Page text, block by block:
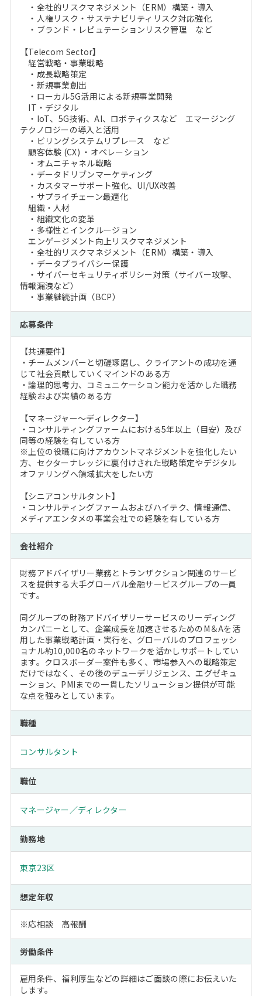
・全社的リスクマネジメント（ERM）構築・導入
・人権リスク・サステナビリティリスク対応強化
・ブランド・レピュテーションリスク管理 など
【Telecom Sector】
経営戦略・事業戦略
・成長戦略策定
・新規事業創出
・ローカル5G活用による新規事業開発
IT・デジタル
・IoT、5G技術、AI、ロボティクスなど エマージング
テクノロジーの導入と活用
・ビリングシステムリプレース など
顧客体験 (CX) ・オペレーション
・オムニチャネル戦略
・データドリブンマーケティング
・カスタマーサポート強化、UI/UX改善
・サプライチェーン最適化
組織・人材
・組織文化の変革
・多様性とインクルージョン
エンゲージメント向上リスクマネジメント
・全社的リスクマネジメント（ERM）構築・導入
・データプライバシー保護
・サイバーセキュリティポリシー対策（サイバー攻撃、
情報漏洩など）
・事業継続計画（BCP）
応募条件
【共通要件】
・チームメンバーと切磋琢磨し、クライアントの成功を通
じて社会貢献していくマインドのある方
・論理的思考力、コミュニケーション能力を活かした職務
経験および実績のある方
【マネージャー～ディレクター】
・コンサルティングファームにおける5年以上（目安）及び
同等の経験を有している方
※上位の役職に向けアカウントマネジメントを強化したい
方、セクターナレッジに裏付けされた戦略策定やデジタル
オファリングへ領域拡大をしたい方
【シニアコンサルタント】
・コンサルティングファームおよびハイテク、情報通信、
メディアエンタメの事業会社での経験を有している方
会社紹介
財務アドバイザリー業務とトランザクション関連のサービ
スを提供する大手グローバル金融サービスグループの一員
です。
同グループの財務アドバイザリーサービスのリーディング
カンパニーとして、企業成長を加速させるためのM＆Aを活
用した事業戦略計画・実行を、グローバルのプロフェッシ
ョナル約10,000名のネットワークを活かしサポートしてい
ます。クロスボーダー案件も多く、市場参入への戦略策定
だけではなく、その後のデューデリジェンス、エグゼキュ
ーション、PMIまでの一貫したソリューション提供が可能
な点を強みとしています。
職種
コンサルタント
職位
マネージャー／ディレクター
勤務地
東京23区
想定年収
※応相談 高報酬
労働条件
雇用条件、福利厚生などの詳細はご面談の際にお伝えいた
します。